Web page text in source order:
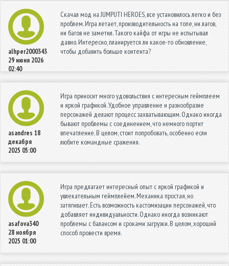
alhper2000343
29 июня 2026
02:40
Скачал мод на JUMPUTI HEROES, все установилось легко и без
проблем. Игра летает, производительность на топе, ни лагов,
ни багов не заметил. Такого кайфа от игры не испытывал
давно. Интересно, планируется ли какое-то обновление,
чтобы добавить больше контента?
asandres 18
декабря
2025 05:00
Игра приносит много удовольствия с интересным геймплеем
и яркой графикой. Удобное управление и разнообразие
персонажей делают процесс захватывающим. Однако иногда
бывают проблемы с соединением, что немного портит
впечатление. В целом, стоит попробовать, особенно если
любите командные сражения.
asafova340
28 ноября
2025 01:00
Игра предлагает интересный опыт с яркой графикой и
увлекательным геймплейем. Механика простая, но
затягивает. Есть возможность кастомизации персонажей, что
добавляет индивидуальности. Однако иногда возникают
проблемы с балансом и сроками загрузки. В целом, хороший
способ провести время.